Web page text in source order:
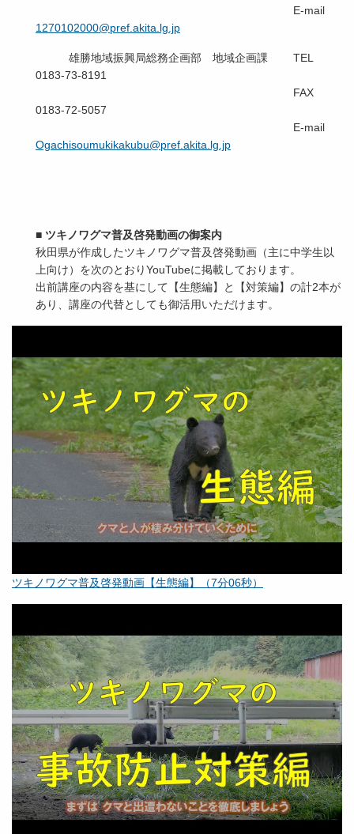
E-mail
1270102000@pref.akita.lg.jp
雄勝地域振興局総務企画部 地域企画課 TEL
0183-73-8191
FAX
0183-72-5057
E-mail
Ogachisoumukikakubu@pref.akita.lg.jp
■ ツキノワグマ普及啓発動画の御案内
秋田県が作成したツキノワグマ普及啓発動画（主に中学生以
上向け）を次のとおりYouTubeに掲載しております。
出前講座の内容を基にして【生態編】と【対策編】の計2本が
あり、講座の代替としても御活用いただけます。
ツキノワグマ普及啓発動画【生態編】（7分06秒）